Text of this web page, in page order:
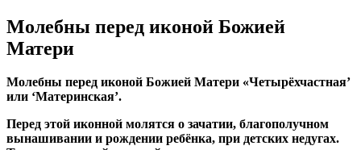
Молебны перед иконой Божией
Матери
Молебны перед иконой Божией Матери «Четырёхчастная’
или ‘Материнская’.
Перед этой иконной молятся о зачатии, благополучном
вынашивании и рождении ребёнка, при детских недугах.